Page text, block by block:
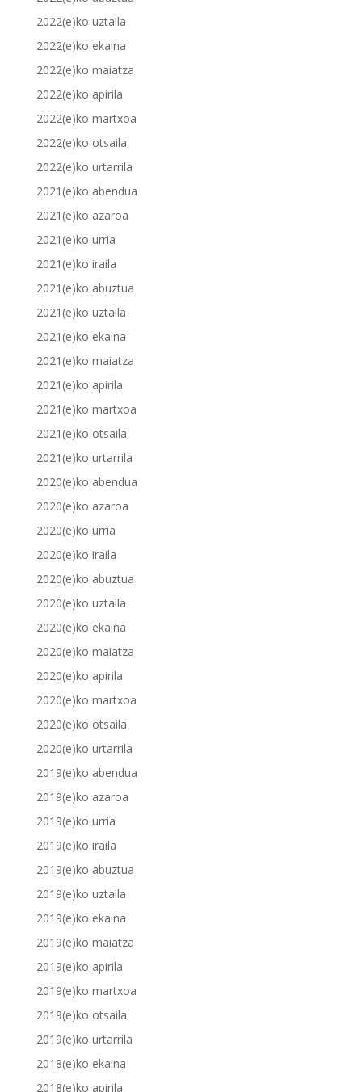
2022(e)ko uztaila
2022(e)ko ekaina
2022(e)ko maiatza
2022(e)ko apirila
2022(e)ko martxoa
2022(e)ko otsaila
2022(e)ko urtarrila
2021(e)ko abendua
2021(e)ko azaroa
2021(e)ko urria
2021(e)ko iraila
2021(e)ko abuztua
2021(e)ko uztaila
2021(e)ko ekaina
2021(e)ko maiatza
2021(e)ko apirila
2021(e)ko martxoa
2021(e)ko otsaila
2021(e)ko urtarrila
2020(e)ko abendua
2020(e)ko azaroa
2020(e)ko urria
2020(e)ko iraila
2020(e)ko abuztua
2020(e)ko uztaila
2020(e)ko ekaina
2020(e)ko maiatza
2020(e)ko apirila
2020(e)ko martxoa
2020(e)ko otsaila
2020(e)ko urtarrila
2019(e)ko abendua
2019(e)ko azaroa
2019(e)ko urria
2019(e)ko iraila
2019(e)ko abuztua
2019(e)ko uztaila
2019(e)ko ekaina
2019(e)ko maiatza
2019(e)ko apirila
2019(e)ko martxoa
2019(e)ko otsaila
2019(e)ko urtarrila
2018(e)ko ekaina
2018(e)ko apirila